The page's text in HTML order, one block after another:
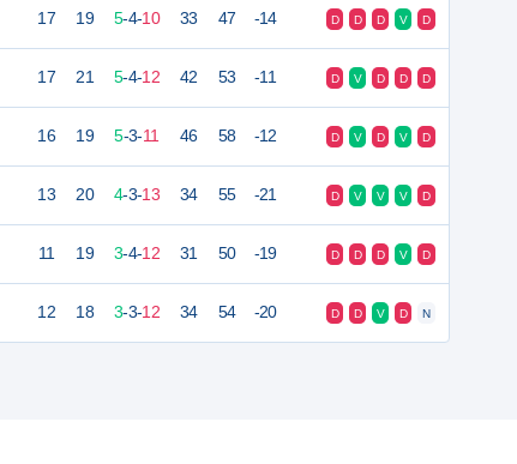
17 19 5-4-10 33 47 -14 D D D V D
17 21 5-4-12 42 53 -11 D V D D D
16 19 5-3-11 46 58 -12 D V D V D
13 20 4-3-13 34 55 -21 D V V V D
11 19 3-4-12 31 50 -19 D D D V D
12 18 3-3-12 34 54 -20 D D V D N